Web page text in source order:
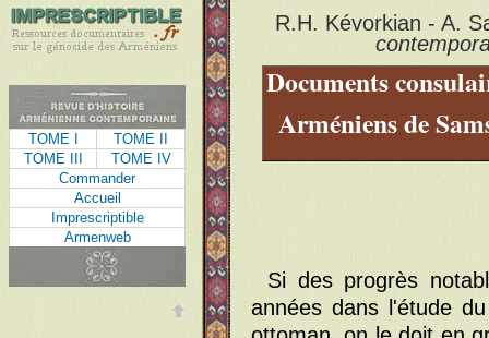
TOME I
TOME II
TOME III
TOME IV
Commander
Accueil
Imprescriptible
Armenweb
R.H. Kévorkian - A.
Documents
Arméniens de
Si des progrès
années dans l'étude